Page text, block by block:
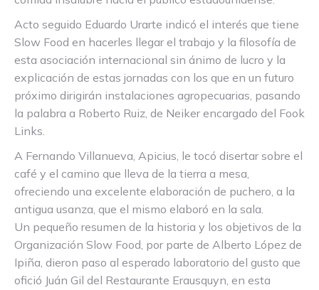
Acto seguido Eduardo Urarte indicó el interés que tiene
Slow Food en hacerles llegar el trabajo y la filosofía de
esta asociación internacional sin ánimo de lucro y la
explicación de estas jornadas con los que en un futuro
próximo dirigirán instalaciones agropecuarias, pasando
la palabra a Roberto Ruiz, de Neiker encargado del Fook
Links.
A Fernando Villanueva, Apicius, le tocó disertar sobre el
café y el camino que lleva de la tierra a mesa,
ofreciendo una excelente elaboración de puchero, a la
antigua usanza, que el mismo elaboró en la sala.
Un pequeño resumen de la historia y los objetivos de la
Organización Slow Food, por parte de Alberto López de
Ipiña, dieron paso al esperado laboratorio del gusto que
ofició Juán Gil del Restaurante Erausquyn, en esta